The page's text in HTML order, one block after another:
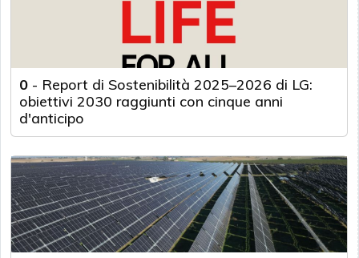
0 - Report di Sostenibilità 2025–2026 di LG:
obiettivi 2030 raggiunti con cinque anni
d'anticipo